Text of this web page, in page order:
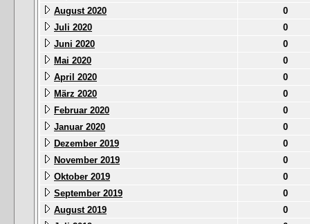
August 2020
0
Juli 2020
0
Juni 2020
0
Mai 2020
0
April 2020
0
März 2020
0
Februar 2020
0
Januar 2020
0
Dezember 2019
0
November 2019
0
Oktober 2019
0
September 2019
0
August 2019
0